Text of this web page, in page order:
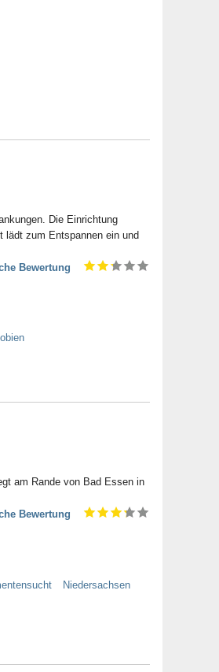
Die Einrichtung
lädt zum Entspannen ein und
Bewertung
am Rande von Bad Essen in
Bewertung
Niedersachsen